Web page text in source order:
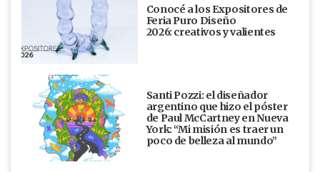
Conocé a los Expositores de
Feria Puro Diseño
2026: creativos y valientes
Santi Pozzi: el diseñador
argentino que hizo el póster
de Paul McCartney en Nueva
York: “Mi misión es traer un
poco de belleza al mundo”